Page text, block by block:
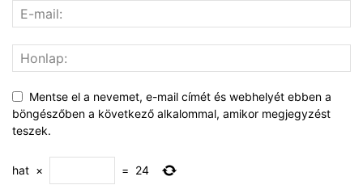
Mentse el a nevemet, e-mail címét és webhelyét ebben a
böngészőben a következő alkalommal, amikor megjegyzést
teszek.
hat × = 24